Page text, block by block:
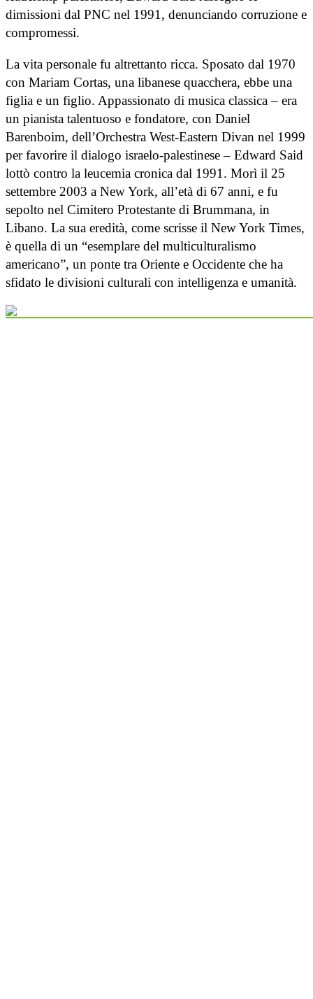
dimissioni dal PNC nel 1991, denunciando corruzione e
compromessi.
La vita personale fu altrettanto ricca. Sposato dal 1970
con Mariam Cortas, una libanese quacchera, ebbe una
figlia e un figlio. Appassionato di musica classica – era
un pianista talentuoso e fondatore, con Daniel
Barenboim, dell’Orchestra West-Eastern Divan nel 1999
per favorire il dialogo israelo-palestinese – Edward Said
lottò contro la leucemia cronica dal 1991. Morì il 25
settembre 2003 a New York, all’età di 67 anni, e fu
sepolto nel Cimitero Protestante di Brummana, in
Libano. La sua eredità, come scrisse il New York Times,
è quella di un “esemplare del multiculturalismo
americano”, un ponte tra Oriente e Occidente che ha
sfidato le divisioni culturali con intelligenza e umanità.